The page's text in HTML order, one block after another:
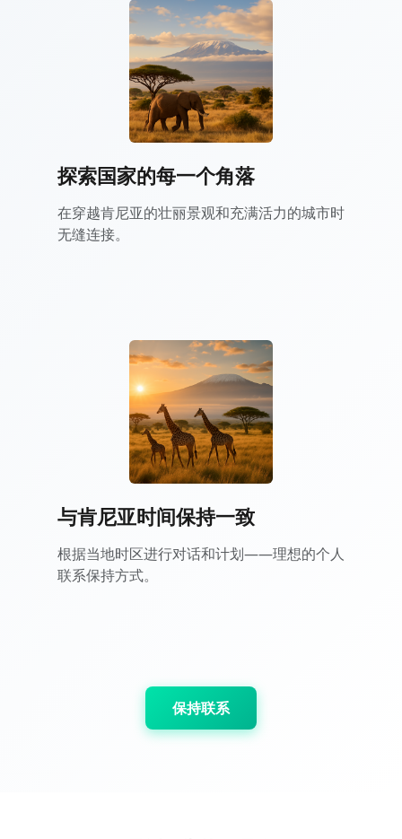
探索国家的每一个角落
在穿越肯尼亚的壮丽景观和充满活力的城市时
无缝连接。
与肯尼亚时间保持一致
根据当地时区进行对话和计划——理想的个人
联系保持方式。
保持联系